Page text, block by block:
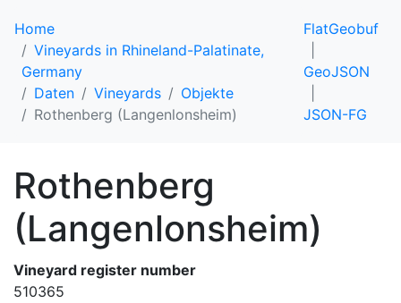
Home
Vineyards in Rhineland-Palatinate,
Germany
Daten
Vineyards
Objekte
Rothenberg (Langenlonsheim)
FlatGeobuf
GeoJSON
JSON-FG
Rothenberg
(Langenlonsheim)
Vineyard register number
510365